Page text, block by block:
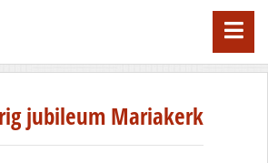
jubileum Mariakerk